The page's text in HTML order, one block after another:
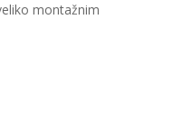
montažnim